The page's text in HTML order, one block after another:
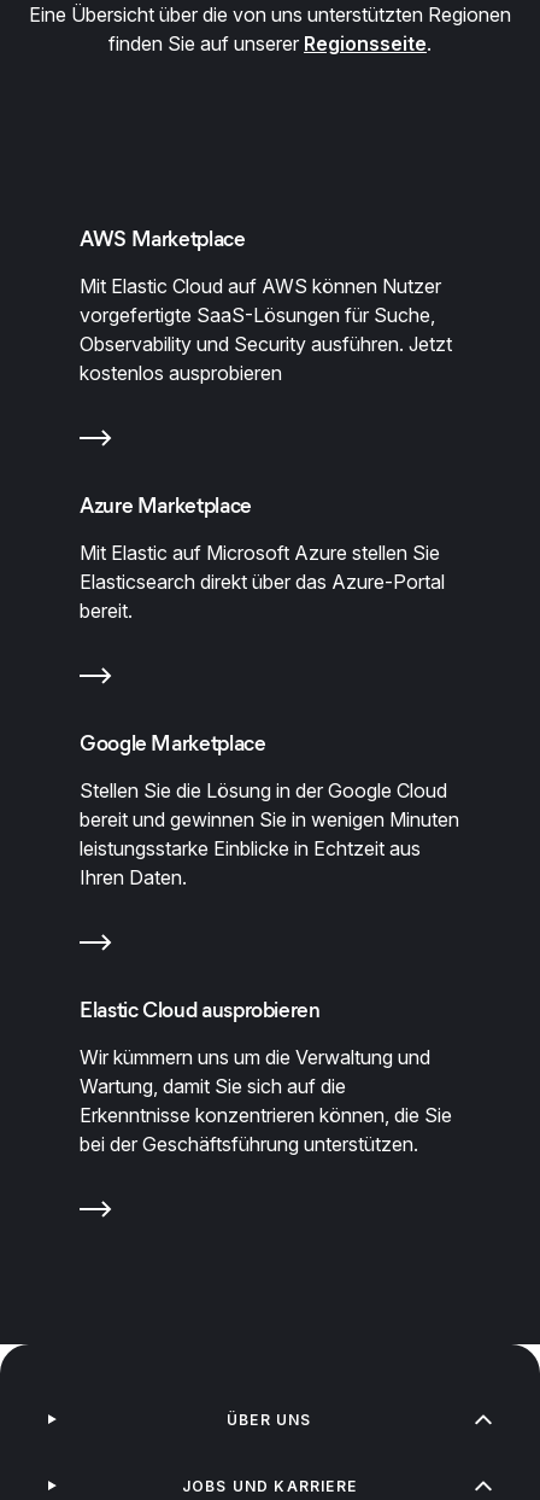
Eine Übersicht über die von uns unterstützten Regionen
finden Sie auf unserer Regionsseite.
AWS Marketplace
Mit Elastic Cloud auf AWS können Nutzer
vorgefertigte SaaS-Lösungen für Suche,
Observability und Security ausführen. Jetzt
kostenlos ausprobieren
Azure Marketplace
Mit Elastic auf Microsoft Azure stellen Sie
Elasticsearch direkt über das Azure-Portal
bereit.
Google Marketplace
Stellen Sie die Lösung in der Google Cloud
bereit und gewinnen Sie in wenigen Minuten
leistungsstarke Einblicke in Echtzeit aus
Ihren Daten.
Elastic Cloud ausprobieren
Wir kümmern uns um die Verwaltung und
Wartung, damit Sie sich auf die
Erkenntnisse konzentrieren können, die Sie
bei der Geschäftsführung unterstützen.
ÜBER UNS
JOBS UND KARRIERE